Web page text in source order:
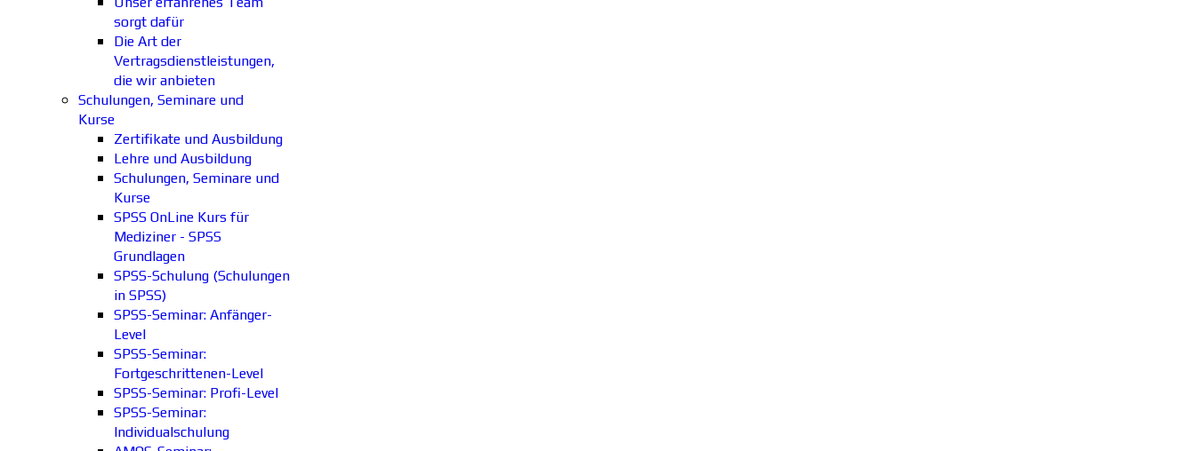
sorgt dafür
Die Art der
Vertragsdienstleistungen,
die wir anbieten
Schulungen, Seminare und
Kurse
Zertifikate und Ausbildung
Lehre und Ausbildung
Schulungen, Seminare und
Kurse
SPSS OnLine Kurs für
Mediziner - SPSS
Grundlagen
SPSS-Schulung (Schulungen
in SPSS)
SPSS-Seminar: Anfänger-
Level
SPSS-Seminar:
Fortgeschrittenen-Level
SPSS-Seminar: Profi-Level
SPSS-Seminar:
Individualschulung